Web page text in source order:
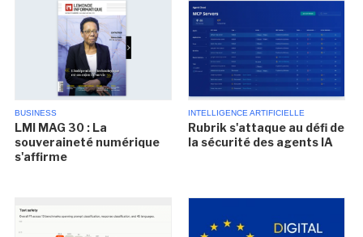
BUSINESS
LMI MAG 30 : La
souveraineté numérique
s'affirme
INTELLIGENCE ARTIFICIELLE
Rubrik s'attaque au défi de
la sécurité des agents IA